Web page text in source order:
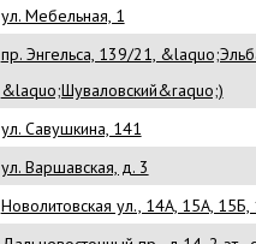
ул. Мебельная, 1
пр. Энгельса, 139/21,
&laquo;Шуваловский&raquo;)
ул. Савушкина, 141
ул. Варшавская, д. 3
Новолитовская ул., 14А, 15А, 15Б,